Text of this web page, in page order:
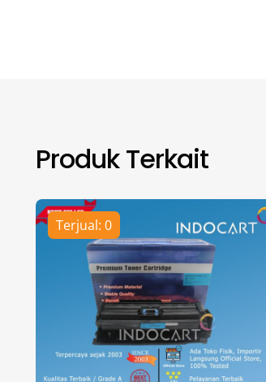
Produk Terkait
Terjual: 0